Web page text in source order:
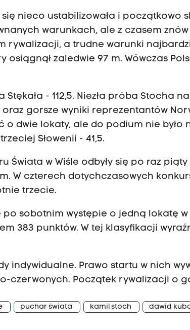
nieco ustabilizowała i początkowo
warunkach, ale z czasem
rywalizacji, a trudne warunki
osiągnął zaledwie 97 m. Wówczas
a Stękała - 112,5. Niezła próba Stocha
oraz gorsze wyniki reprezentantów
o dwie lokaty, ale do podium nie było
Słowenii - 41,5.
Świata w Wiśle odbyły się po raz
W czterech dotychczasowych
trzecie.
po sobotnim występie o jedną lokatę
383 punktów. W tej klasyfikacji
indywidualne. Prawo startu w nich
czerwonych. Początek rywalizacji o
puchar świata kamil stoch dawid